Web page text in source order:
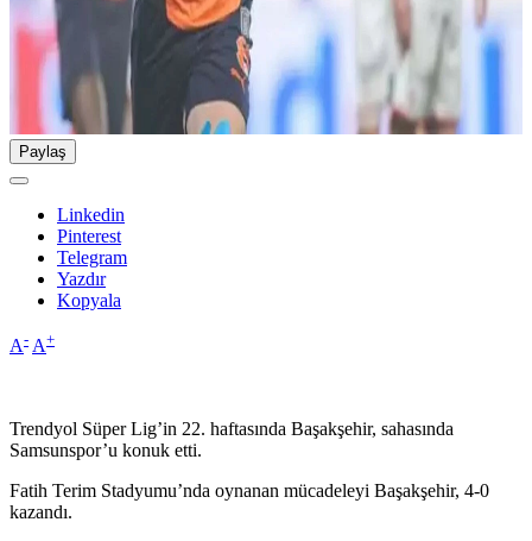
Paylaş
Linkedin
Pinterest
Telegram
Yazdır
Kopyala
A- A+
Trendyol Süper Lig’in 22. haftasında Başakşehir, sahasında
Samsunspor’u konuk etti.
Fatih Terim Stadyumu’nda oynanan mücadeleyi Başakşehir, 4-0
kazandı.